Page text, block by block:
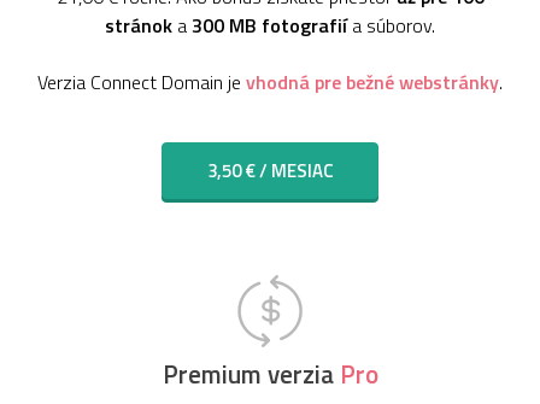
stránok a300 MB fotografiía súborov.
Verzia Connect Domain je vhodná pre bežné webstránky.
3,50 € / MESIAC
Premium verzia Pro